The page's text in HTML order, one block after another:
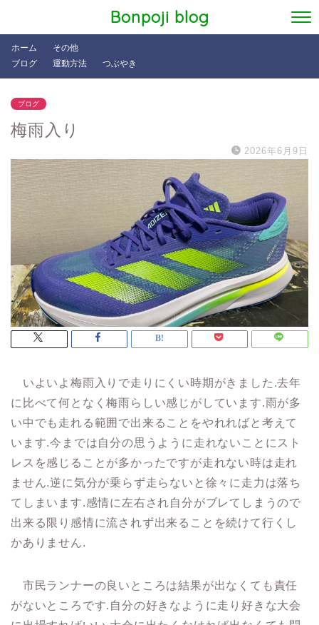
Bonpoji blog
ホーム
ブログ
その他
運動方法
つぶやき
ブログ
梅雨入り
2026年6月9日
いよいよ梅雨入りで走りにくい時期がきました.去年
に比べて何となく梅雨らしい感じがしています.雨が多
い中でも走れる範囲で出来ることをやれればと考えて
います.今までは自分の思うように走れないことにスト
レスを感じることが多かったですが走れない時は走れ
ません.逆に気分が乗らず走らないと徐々に走力は落ち
てしまいます.感情に左右され自分がブレてしまうので
出来る限り感情に流されず出来ることを続けて行くし
かありません.
市民ランナーの良いところは結果が出なくても責任
がないところです.自分の好きなように走り好きな大会